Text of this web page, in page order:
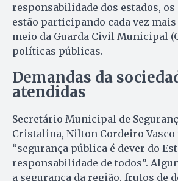
responsabilidade dos estados,
estão participando cada vez
meio da Guarda Civil Municipal
políticas públicas.
Demandas da
atendidas
Secretário Municipal de
Cristalina, Nilton Cordeiro Vasco
“segurança pública é dever do
responsabilidade de todos”.
a segurança da região, frutos de